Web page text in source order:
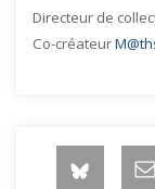
Directeur de
Co-créateur